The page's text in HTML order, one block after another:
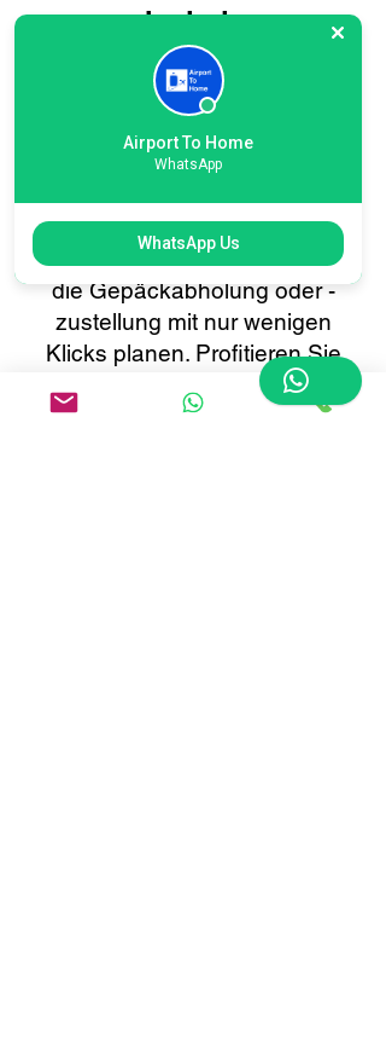
schwieriger
Die Buchung Ihres
Flughafenkuriers zum Heathrow
Terminal 3 mit Airport To Home
geht schnell und unkompliziert.
benutzerfreundlichen Online-
Buchungssystem können Sie
die Gepäckabholung oder -
zustellung mit nur wenigen
Klicks planen. Profitieren Sie
von Echtzeit-Tracking, sofortigen
Bestätigungen und einem 24/7-
Airport To Home
WhatsApp
WhatsApp Us